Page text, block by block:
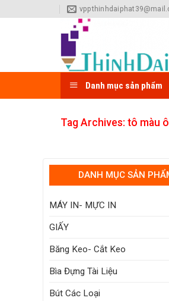
to
Danh mục sản phẩm
Tag Archives: tô màu
DANH MỤC SẢN
MÁY IN- MỰC IN
GIẤY
Băng Keo- Cắt Keo
Bìa Đựng Tài Liệu
Bút Các Loại